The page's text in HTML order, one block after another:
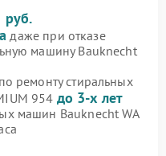
руб.
даже при отказе
машину Bauknecht
ремонту стиральных
954 до 3-х лет
машин Bauknecht WA